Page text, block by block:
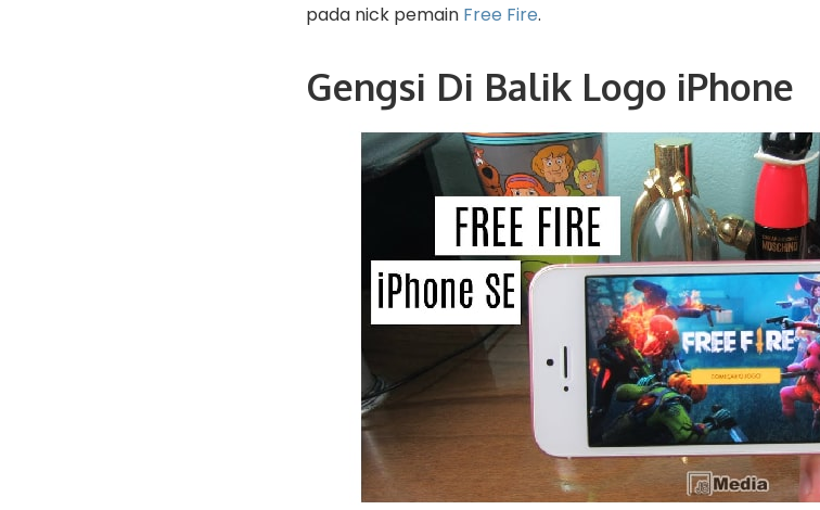
pada nick pemain Free Fire.
Gengsi Di Balik Logo iPhone